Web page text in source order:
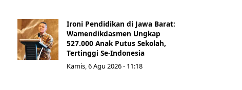
Ironi Pendidikan di Jawa Barat:
Wamendikdasmen Ungkap
527.000 Anak Putus Sekolah,
Tertinggi Se-Indonesia
Kamis, 6 Agu 2026 - 11:18